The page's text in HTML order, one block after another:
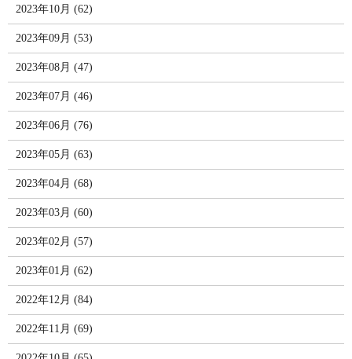
2023年10月 (62)
2023年09月 (53)
2023年08月 (47)
2023年07月 (46)
2023年06月 (76)
2023年05月 (63)
2023年04月 (68)
2023年03月 (60)
2023年02月 (57)
2023年01月 (62)
2022年12月 (84)
2022年11月 (69)